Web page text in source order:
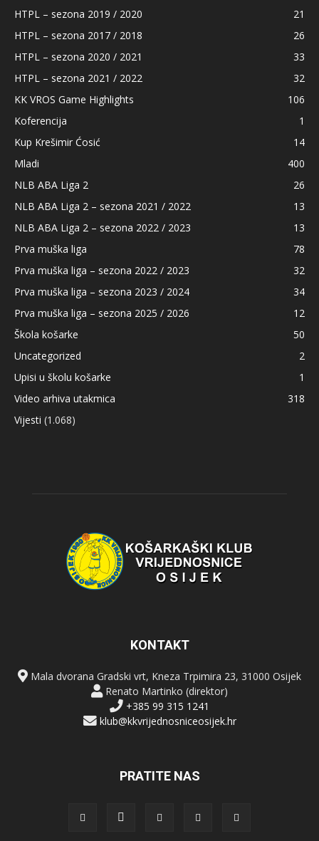
HTPL – sezona 2019 / 2020
21
HTPL – sezona 2017 / 2018
26
HTPL – sezona 2020 / 2021
33
HTPL – sezona 2021 / 2022
32
KK VROS Game Highlights
106
Koferencija
1
Kup Krešimir Ćosić
14
Mladi
400
NLB ABA Liga 2
26
NLB ABA Liga 2 – sezona 2021 / 2022
13
NLB ABA Liga 2 – sezona 2022 / 2023
13
Prva muška liga
78
Prva muška liga – sezona 2022 / 2023
32
Prva muška liga – sezona 2023 / 2024
34
Prva muška liga – sezona 2025 / 2026
12
Škola košarke
50
Uncategorized
2
Upisi u školu košarke
1
Video arhiva utakmica
318
Vijesti (1.068)
KONTAKT
Mala dvorana Gradski vrt, Kneza Trpimira 23, 31000 Osijek
Renato Martinko (direktor)
+385 99 315 1241
klub@kkvrijednosniceosijek.hr
PRATITE NAS